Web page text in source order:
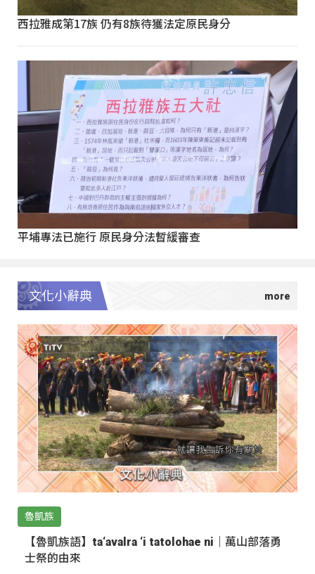
西拉雅成第17族 仍有8族待獲法定原民身分
平埔專法已施行 原民身分法暫緩審查
文化小辭典
魯凱族
【魯凱族語】ta‘avalra ‘i tatolohae ni｜萬山部落勇
士祭的由來